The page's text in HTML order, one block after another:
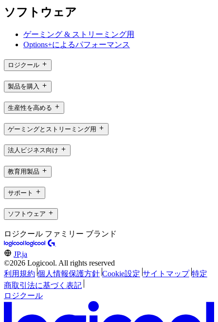
ソフトウェア
ゲーミング & ストリーミング用
Options+によるパフォーマンス
ロジクール
製品を購入
生産性を高める
ゲーミングとストリーミング用
法人ビジネス向け
教育用製品
サポート
ソフトウェア
ロジクール ファミリー ブランド
JP,ja
©2026 Logicool. All rights reserved
利用規約 個人情報保護方針 Cookie設定 サイトマップ 特定
商取引法に基づく表記
ロジクール